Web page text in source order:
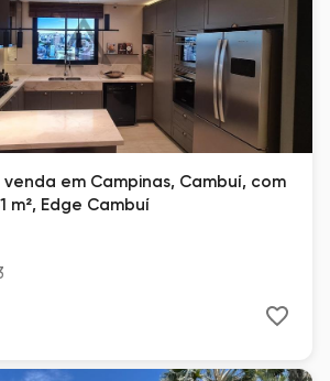
em Campinas, Cambuí, com
m², Edge Cambuí